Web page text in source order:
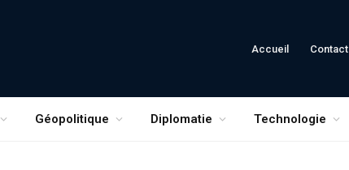
Accueil Contact
Géopolitique Diplomatie Technologie